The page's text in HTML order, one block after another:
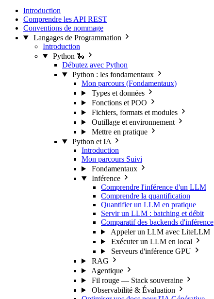
Introduction
Comprendre les API REST
Conventions de nommage
Langages de Programmation
Introduction
Python 🐍
Débutez avec Python
Python : les fondamentaux
Mon parcours (Fondamentaux)
Types et données
Fonctions et POO
Fichiers, formats et modules
Outillage et environnement
Mettre en pratique
Python et IA
Introduction
Mon parcours Suivi
Fondamentaux
Inférence
Comprendre l'inférence d'un LLM
Comprendre la quantification
Quantifier un LLM en pratique
Servir un LLM : batching et débit
Comparatif des backends d'inférence
Appeler un LLM avec LiteLLM
Exécuter un LLM en local
Serveurs d'inférence GPU
RAG
Agentique
Fil rouge — Stack souveraine
Observabilité & Évaluation